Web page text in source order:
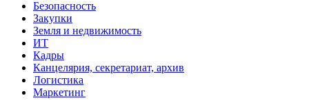
Безопасность
Закупки
Земля и недвижимость
ИТ
Кадры
Канцелярия, секретариат, архив
Логистика
Маркетинг